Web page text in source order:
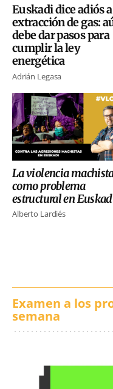
Euskadi dice adiós
extracción de gas:
debe dar pasos para
cumplir la ley
energética
Adrián Legasa
La violencia
como problema
estructural en
Alberto Lardiés
Examen a los
semana